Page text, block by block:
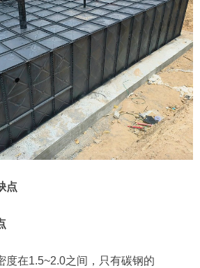
点
度在1.5~2.0之间，只有碳钢的